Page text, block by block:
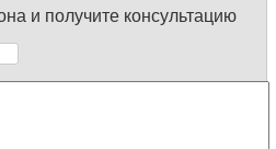
и получите консультацию